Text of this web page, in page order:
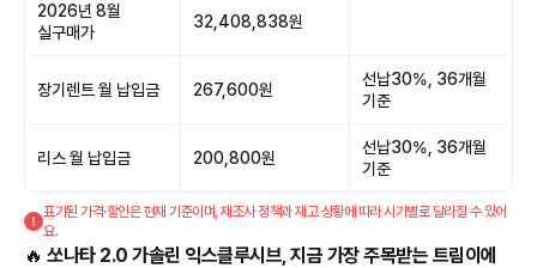
2026년 8월
실구매가
32,408,838원
장기렌트 월 납입금 267,600원
선납30%, 36개월
기준
리스 월 납입금 200,800원
선납30%, 36개월
기준
표기된 가격·할인은 현재 기준이며, 제조사 정책과 재고 상황에 따라 시기별로 달라질 수 있어
요.
🔥 쏘나타 2.0 가솔린 익스클루시브, 지금 가장 주목받는 트림이에